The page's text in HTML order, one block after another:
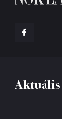
Aktuális